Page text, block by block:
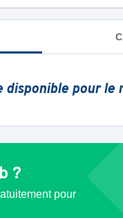
disponible pour le
?
pour